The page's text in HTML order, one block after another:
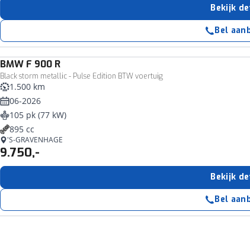
Bekijk
Bel
BMW F 900 R
Black storm metallic - Pulse Edition BTW voertuig
1.500 km
06-2026
105 pk (77 kW)
895 cc
'S-GRAVENHAGE
9.750,-
Bekijk
Bel